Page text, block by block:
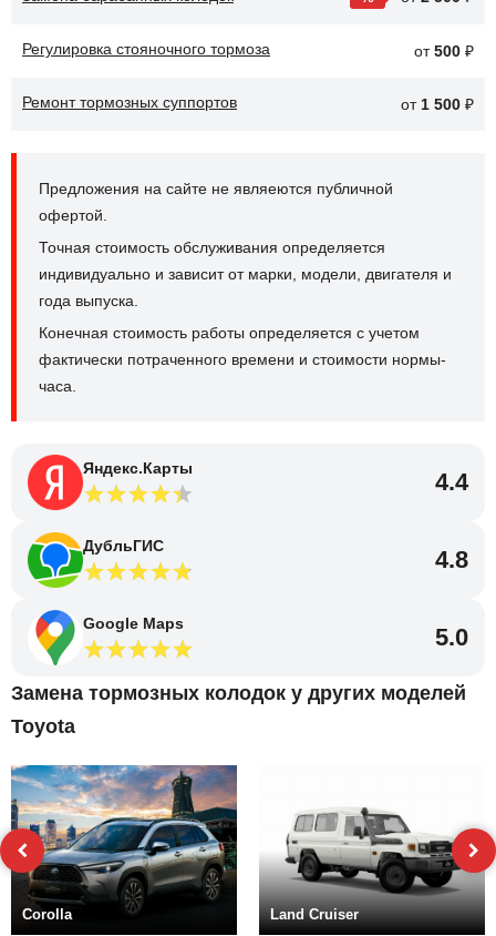
Регулировка стояночного тормоза от500 ₽
Ремонт тормозных суппортов от 1 500 ₽
Предложения на сайте не являеются публичной
офертой.
Точная стоимость обслуживания определяется
индивидуально и зависит от марки, модели, двигателя и
года выпуска.
Конечная стоимость работы определяется с учетом
фактически потраченного времени и стоимости нормы-
часа.
Яндекс.Карты 4.4
ДубльГИС 4.8
Google Maps 5.0
Замена тормозных колодок у других моделей
Toyota
Corolla Land Cruiser